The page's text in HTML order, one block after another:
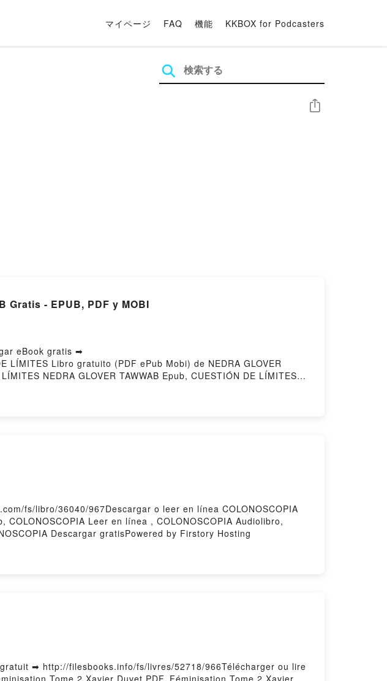
マイページ FAQ 機能 KKBOX for Podcasters
シェア
Gratis - EPUB, PDF y MOBI
eBook gratis ➡
Libro gratuito (PDF ePub Mobi) de NEDRA GLOVER
NEDRA GLOVER TAWWAB Epub, CUESTIÓN DE LÍMITES
DE LÍMITES NEDRA GLOVER TAWWAB Epub VK, CUESTIÓN DE
fs/libro/36040/967Descargar o leer en línea COLONOSCOPIA
COLONOSCOPIA Leer en línea , COLONOSCOPIA Audiolibro,
Descargar gratisPowered by Firstory Hosting
➡ http://filesbooks.info/fs/livres/52718/966Télécharger ou lire
Tome 2 Xavier Duvet PDF, Féminisation Tome 2 Xavier